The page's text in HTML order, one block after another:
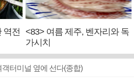
역전
<83> 여름 제주, 벤자리와 독
가시치
터미널 옆에 선다(종합)